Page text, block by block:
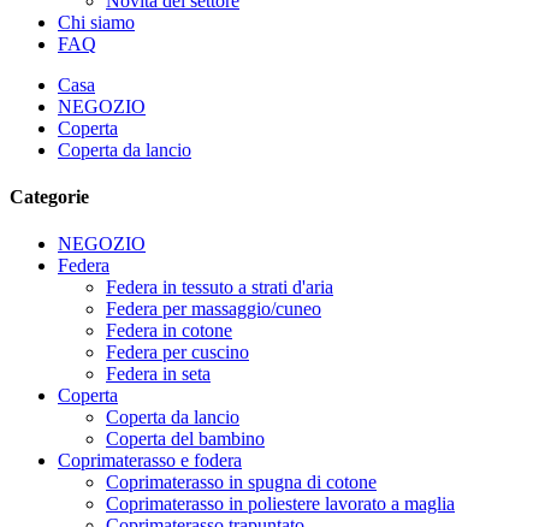
Chi siamo
FAQ
Casa
NEGOZIO
Coperta
Coperta da lancio
Categorie
NEGOZIO
Federa
Federa in tessuto a strati d'aria
Federa per massaggio/cuneo
Federa in cotone
Federa per cuscino
Federa in seta
Coperta
Coperta da lancio
Coperta del bambino
Coprimaterasso e fodera
Coprimaterasso in spugna di cotone
Coprimaterasso in poliestere lavorato a maglia